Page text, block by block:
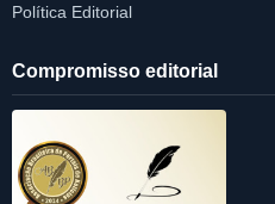
Política Editorial
Compromisso editorial